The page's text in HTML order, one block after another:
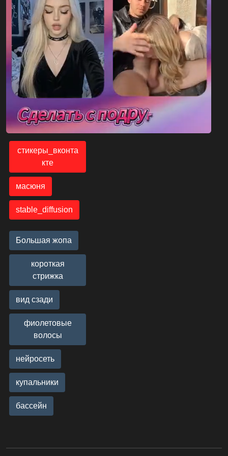
стикеры_вконта
кте
масюня
stable_diffusion
Большая жопа
короткая
стрижка
вид сзади
фиолетовые
волосы
нейросеть
купальники
бассейн